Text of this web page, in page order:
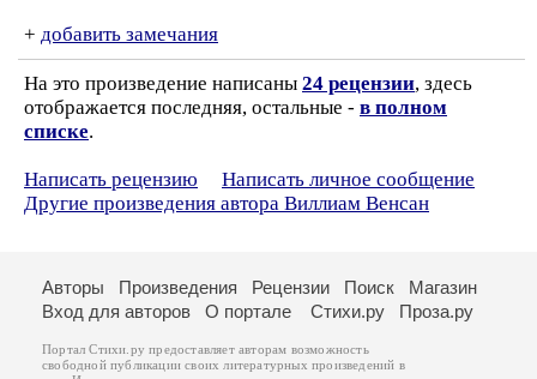
+ добавить замечания
На это произведение написаны 24 рецензии, здесь
отображается последняя, остальные - в полном
списке.
Написать рецензию
Написать личное сообщение
Другие произведения автора Виллиам Венсан
Авторы Произведения Рецензии Поиск
Магазин
Вход для авторов
О портале Стихи.ру Проза.ру
Портал Стихи.ру предоставляет авторам возможность
свободной публикации своих литературных произведений в